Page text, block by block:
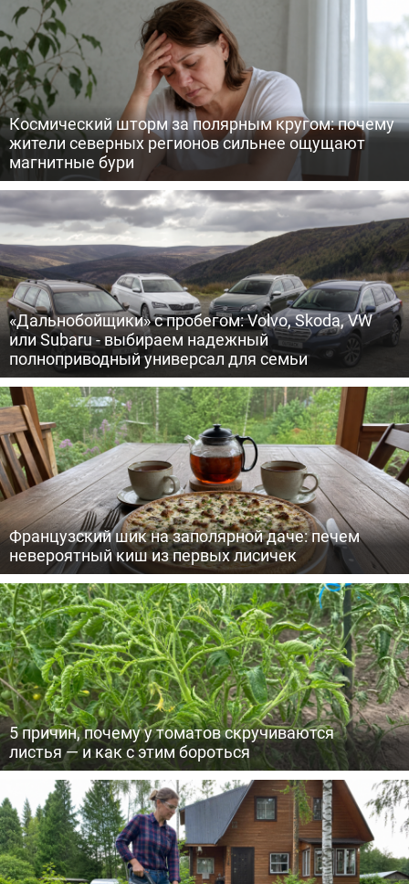
Космический шторм за полярным кругом: почему
жители северных регионов сильнее ощущают
магнитные бури
«Дальнобойщики» с пробегом: Volvo, Skoda, VW
или Subaru - выбираем надежный
полноприводный универсал для семьи
Французский шик на заполярной даче: печем
невероятный киш из первых лисичек
5 причин, почему у томатов скручиваются
листья — и как с этим бороться